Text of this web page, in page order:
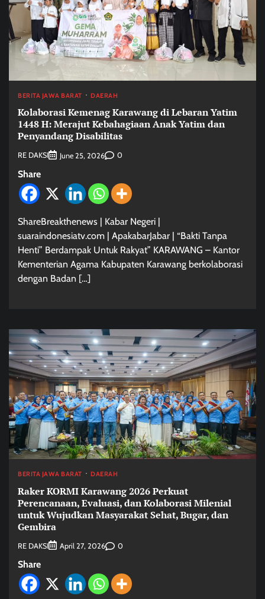
BERITA JAWA BARAT DAERAH
Kolaborasi Kemenag Karawang di Lebaran Yatim
1448 H: Merajut Kebahagiaan Anak Yatim dan
Penyandang Disabilitas
RE DAKSI June 25, 2026 0
Share
ShareBreakthenews | Kabar Negeri |
suaraindonesiatv.com | ApakabarJabar | “Bakti Tanpa
Henti” Berdampak Untuk Rakyat” KARAWANG – Kantor
Kementerian Agama Kabupaten Karawang berkolaborasi
dengan Badan […]
BERITA JAWA BARAT DAERAH
Raker KORMI Karawang 2026 Perkuat
Perencanaan, Evaluasi, dan Kolaborasi Milenial
untuk Wujudkan Masyarakat Sehat, Bugar, dan
Gembira
RE DAKSI April 27, 2026 0
Share